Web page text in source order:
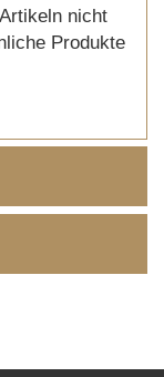
nicht
Produkte